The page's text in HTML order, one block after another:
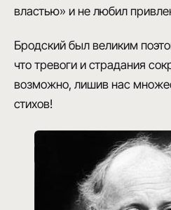
властью» и не любил
Бродский был великим
что тревоги и страдания
возможно, лишив нас
стихов!